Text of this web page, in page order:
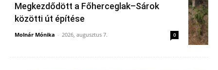
Megkezdődött a Főherceglak–Sárok
közötti út építése
Molnár Mónika - 2026, augusztus 7. 0